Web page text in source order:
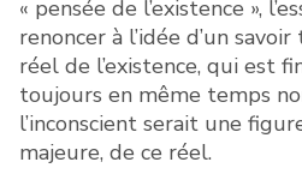
« pensée de l’existence »,
renoncer à l’idée d’un
réel de l’existence, qui est
toujours en même temps
l’inconscient serait une
majeure, de ce réel.